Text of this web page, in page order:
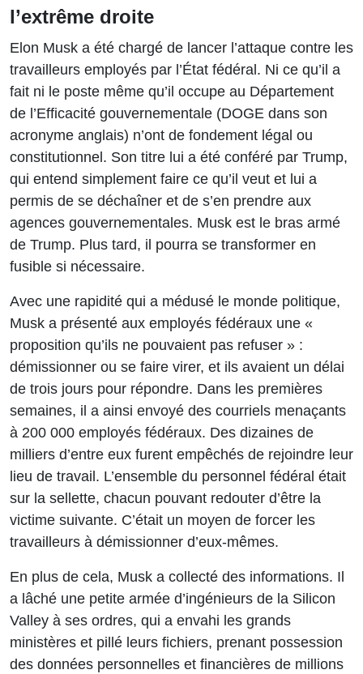
l’extrême droite
Elon Musk a été chargé de lancer l’attaque contre les
travailleurs employés par l’État fédéral. Ni ce qu’il a
fait ni le poste même qu’il occupe au Département
de l’Efficacité gouvernementale (DOGE dans son
acronyme anglais) n’ont de fondement légal ou
constitutionnel. Son titre lui a été conféré par Trump,
qui entend simplement faire ce qu’il veut et lui a
permis de se déchaîner et de s’en prendre aux
agences gouvernementales. Musk est le bras armé
de Trump. Plus tard, il pourra se transformer en
fusible si nécessaire.
Avec une rapidité qui a médusé le monde politique,
Musk a présenté aux employés fédéraux une «
proposition qu’ils ne pouvaient pas refuser » :
démissionner ou se faire virer, et ils avaient un délai
de trois jours pour répondre. Dans les premières
semaines, il a ainsi envoyé des courriels menaçants
à 200 000 employés fédéraux. Des dizaines de
milliers d’entre eux furent empêchés de rejoindre leur
lieu de travail. L’ensemble du personnel fédéral était
sur la sellette, chacun pouvant redouter d’être la
victime suivante. C’était un moyen de forcer les
travailleurs à démissionner d’eux-mêmes.
En plus de cela, Musk a collecté des informations. Il
a lâché une petite armée d’ingénieurs de la Silicon
Valley à ses ordres, qui a envahi les grands
ministères et pillé leurs fichiers, prenant possession
des données personnelles et financières de millions